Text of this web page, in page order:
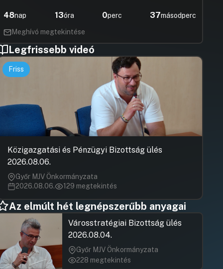
48nap 13óra 0perc 37másodperc
Meghívó megtekintése
Legfrissebb videó
Friss
Közigazgatási és Pénzügyi Bizottság ülés
2026.08.06.
Győr MJV Önkormányzata
2026.08.06.
129 megtekintés
Az elmúlt hét legnépszerűbb anyagai
Városstratégiai Bizottság ülés
2026.08.04.
Győr MJV Önkormányzata
228 megtekintés